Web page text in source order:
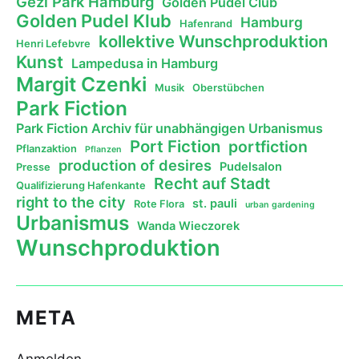
Golden Pudel Klub Hafenrand Hamburg
Henri Lefebvre kollektive Wunschproduktion
Kunst Lampedusa in Hamburg
Margit Czenki Musik Oberstübchen
Park Fiction
Park Fiction Archiv für unabhängigen Urbanismus
Pflanzaktion Pflanzen Port Fiction portfiction
Presse production of desires Pudelsalon
Qualifizierung Hafenkante Recht auf Stadt
right to the city Rote Flora st. pauli urban gardening
Urbanismus Wanda Wieczorek
Wunschproduktion
META